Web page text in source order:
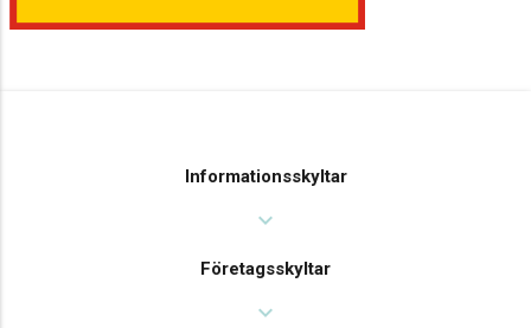
Informationsskyltar
expand_more
Företagsskyltar
expand_more